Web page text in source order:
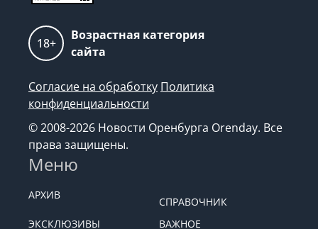
18+
Возрастная категория
сайта
Согласие на обработку Политика
конфиденциальности
© 2008-2026 Новости Оренбурга Orenday. Все
права защищены.
Меню
АРХИВ
СПРАВОЧНИК
ЭКСКЛЮЗИВЫ
ВАЖНОЕ